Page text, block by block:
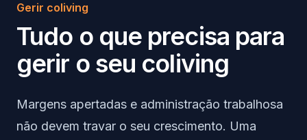
Gerir coliving
Tudo o que precisa para
gerir o seu coliving
Margens apertadas e administração trabalhosa
não devem travar o seu crescimento. Uma